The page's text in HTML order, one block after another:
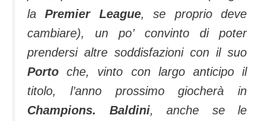
laPremier League, se proprio deve
cambiare), un po’ convinto di poter
prendersi altre soddisfazioni con il suo
Porto che, vinto con largo anticipo il
titolo, l’anno prossimo giocherà in
Champions. Baldini, anche se le